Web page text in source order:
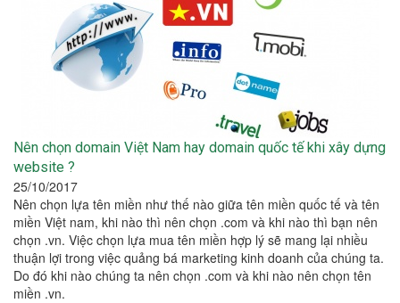
Nên chọn domain Việt Nam hay domain quốc tế khi xây dựng
website ?
25/10/2017
Nên chọn lựa tên miền như thế nào giữa tên miền quốc tế và tên
miền Việt nam, khi nào thì nên chọn .com và khi nào thì bạn nên
chọn .vn. Việc chọn lựa mua tên miền hợp lý sẽ mang lại nhiều
thuận lợi trong việc quảng bá marketing kinh doanh của chúng ta.
Do đó khi nào chúng ta nên chọn .com và khi nào nên chọn tên
miền .vn.